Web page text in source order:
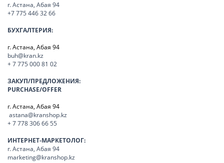
г. Астана, Абая 94
+7 775 446 32 66
БУХГАЛТЕРИЯ:
г. Астана, Абая 94
buh@kran.kz
+ 7 775 000 81 02
ЗАКУП/ПРЕДЛОЖЕНИЯ:
PURCHASE/OFFER
г. Астана, Абая 94
astana@kranshop.kz
+ 7 778 306 66 55
ИНТЕРНЕТ-МАРКЕТОЛОГ:
г. Астана, Абая 94
marketing@kranshop.kz